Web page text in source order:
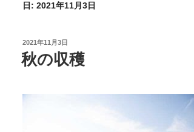
日: 2021年11月3日
投
稿
日:
2021年11月3日
秋の収穫